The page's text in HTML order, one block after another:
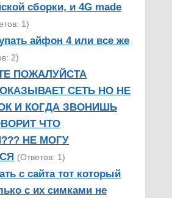
сборки, и 4G made
1)
айфон 4 или все же
2)
ПОЖАЛУЙСТА
СЕТЬ НО НЕ
И КОГДА ЗВОНИШЬ
ЧТО
НЕ МОГУ
(Ответов: 1)
с сайта тот который
с их симками не